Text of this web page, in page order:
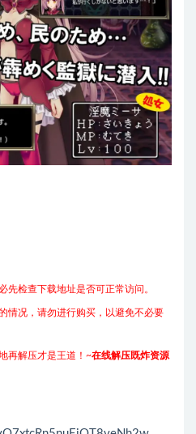
先检查下载地址是否可正常访问。
情况，请勿进行购买，以避免不必要
再解压才是王道！~在线解压既炸资源